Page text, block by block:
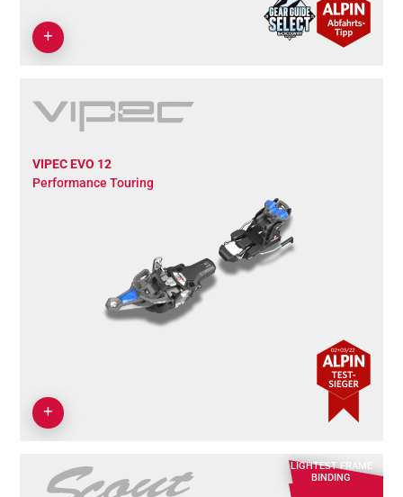
VIPEC EVO 12
Performance Touring
LIGHTEST FRAME
BINDING